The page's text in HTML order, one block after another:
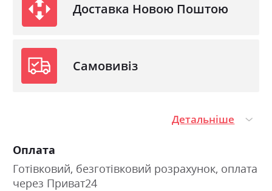
Доставка Новою Поштою
Самовивіз
Детальніше
Оплата
Готівковий, безготівковий розрахунок, оплата
через Приват24